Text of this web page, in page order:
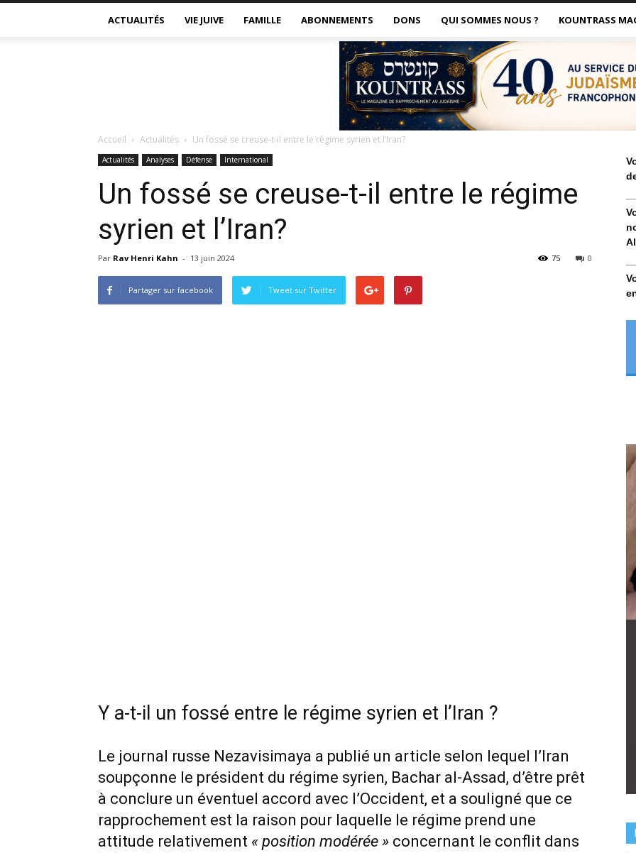
ACTUALITÉS VIE JUIVE FAMILLE ABONNEMENTS DONS QUI SOMMES NOUS ? KOUNTRASS
Accueil Actualités Un fossé se creuse-t-il entre le régime syrien et l’Iran?
Actualités Analyses Défense International
Un fossé se creuse-t-il entre le régime
syrien et l’Iran?
Par Rav Henri Kahn - 13 juin 2024 0
75
Partager sur facebook Tweet sur Twitter
Y a-t-il un fossé entre le régime syrien et l’Iran ?
Le journal russe Nezavisimaya a publié un article selon lequel l’Iran
soupçonne le président du régime syrien, Bachar al-Assad, d’être prêt
à conclure un éventuel accord avec l’Occident, et a souligné que ce
rapprochement est la raison pour laquelle le régime prend une
attitude relativement « position modérée » concernant le conflit dans